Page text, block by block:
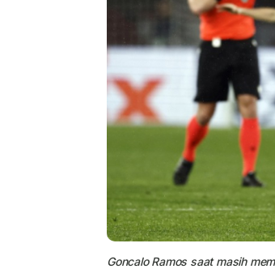
Goncalo Ramos saat masih